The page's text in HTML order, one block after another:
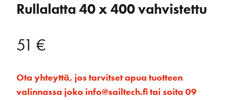
Rullalatta 40 x 400 vahvistettu
51 €
Ota yhteyttä, jos tarvitset apua tuotteen
valinnassa joko info@sailtech.fi tai soita 09